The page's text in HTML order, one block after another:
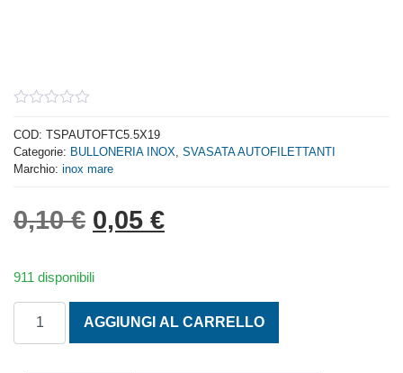
out
of
5
COD: TSPAUTOFTC5.5X19
Categorie: BULLONERIA INOX SVASATA AUTOFILETTANTI
Marchio: inox mare
0,10€ Il prezzo originale era:
0,05 €Il prezzo attuale è:
911 disponibili
AGGIUNGI AL CARRELLO